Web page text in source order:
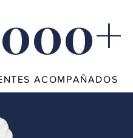
ACOMPAÑADOS